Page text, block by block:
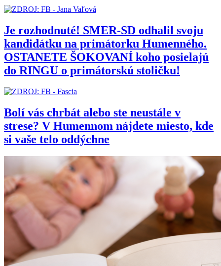
Je rozhodnuté! SMER-SD odhalil svoju
kandidátku na primátorku Humenného.
OSTANETE ŠOKOVANÍ koho posielajú
do RINGU o primátorskú stoličku!
Bolí vás chrbát alebo ste neustále v
strese? V Humennom nájdete miesto, kde
si vaše telo oddýchne